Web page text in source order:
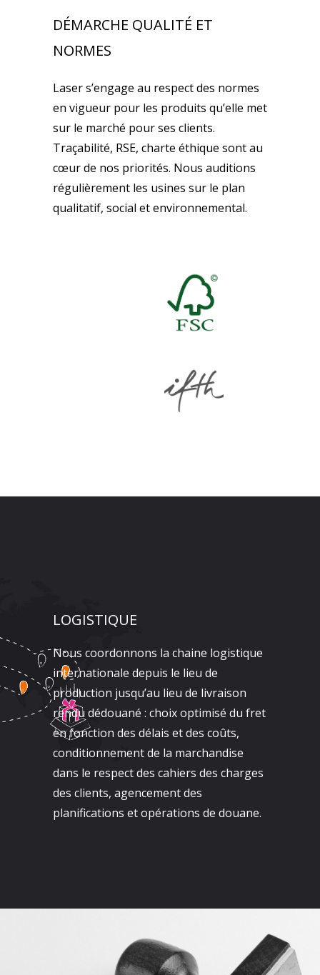
DÉMARCHE QUALITÉ ET
NORMES
Laser s’engage au respect des normes
en vigueur pour les produits qu’elle met
sur le marché pour ses clients.
Traçabilité, RSE, charte éthique sont au
cœur de nos priorités. Nous auditions
régulièrement les usines sur le plan
qualitatif, social et environnemental.
LOGISTIQUE
Nous coordonnons la chaine logistique
internationale depuis le lieu de
production jusqu’au lieu de livraison
rendu dédouané : choix optimisé du fret
en fonction des délais et des coûts,
conditionnement de la marchandise
dans le respect des cahiers des charges
des clients, agencement des
planifications et opérations de douane.